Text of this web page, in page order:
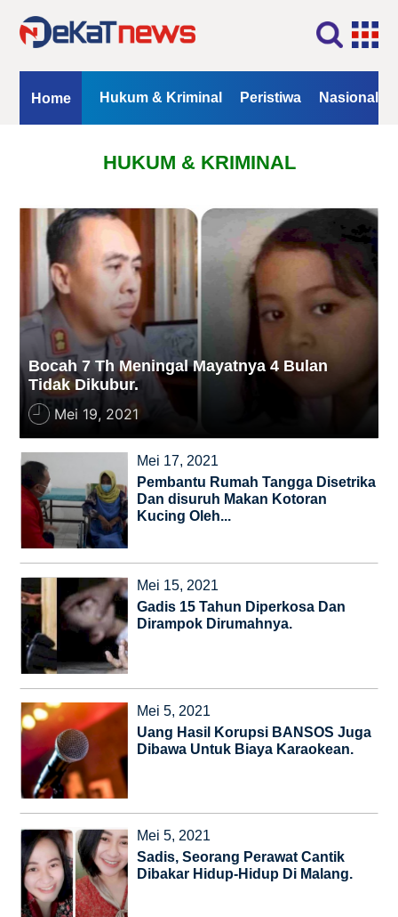
Home
Hukum
Kriminal
Peristiwa
Nasional
Daerah
Politik
Lifestyle
Tokoh
Olahraga
Internasional
Opini
Opini Hukum & Kriminal Peristiwa Nasional
Home
HUKUM & KRIMINAL
Bocah 7 Th Meningal Mayatnya 4 Bulan
Tidak Dikubur.
Mei 19, 2021
Mei 17, 2021
Pembantu Rumah Tangga Disetrika
Dan disuruh Makan Kotoran
Kucing Oleh...
Mei 15, 2021
Gadis 15 Tahun Diperkosa Dan
Dirampok Dirumahnya.
Mei 5, 2021
Uang Hasil Korupsi BANSOS Juga
Dibawa Untuk Biaya Karaokean.
Mei 5, 2021
Sadis, Seorang Perawat Cantik
Dibakar Hidup-Hidup Di Malang.